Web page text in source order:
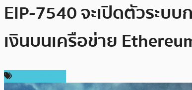
EIP-7540 จะเปิดตัวระบ
เงินบนเครือข่าย